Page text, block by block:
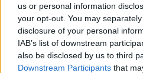
us or personal information
your opt-out. You may
disclosure of your personal
IAB’s list of downstream
also be disclosed by us to third
Downstream Participants that
15:57
Φωτιά σε χαμηλή βλάστηση
ελικόπτερο
15:54